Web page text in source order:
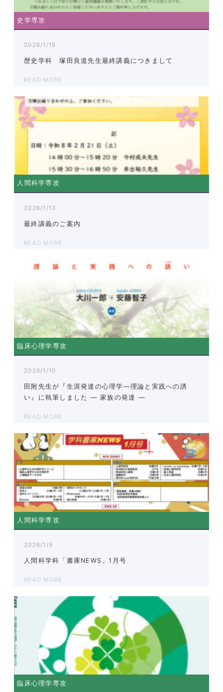
史学専攻
2026/1/15
歴史学科 塚田良道先生最終講義につきまして
READ MORE
人間科学専攻
2026/1/13
最終講義のご案内
READ MORE
臨床心理学専攻
2026/1/10
田附先生が『生涯発達の心理学—理論と実践への誘
い』に執筆しました ― 家族の発達 ―
READ MORE
人間科学専攻
2026/1/9
人間科学科「書庫NEWS」1月号
READ MORE
臨床心理学専攻